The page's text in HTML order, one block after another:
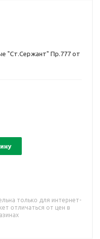
"Ст.Сержант" Пр.777 от
только для интернет-
отличаться от цен в